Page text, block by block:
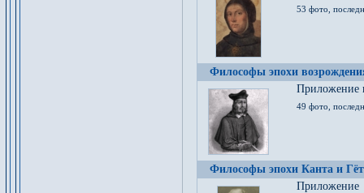
53 фото,
Философы эпохи
Приложение
49 фото,
Философы эпохи Канта и